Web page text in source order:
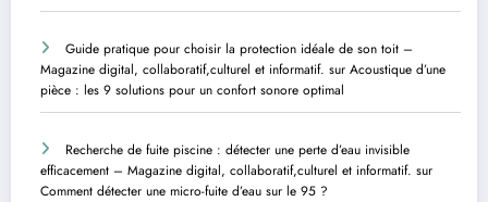
Guide pratique pour choisir la protection idéale de son toit –
Magazine digital, collaboratif,culturel et informatif. sur Acoustique d’une
pièce : les 9 solutions pour un confort sonore optimal
Recherche de fuite piscine : détecter une perte d’eau invisible
efficacement – Magazine digital, collaboratif,culturel et informatif. sur
Comment détecter une micro-fuite d’eau sur le 95 ?